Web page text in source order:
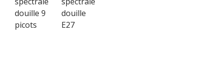
douille 9
picots
douille
E27